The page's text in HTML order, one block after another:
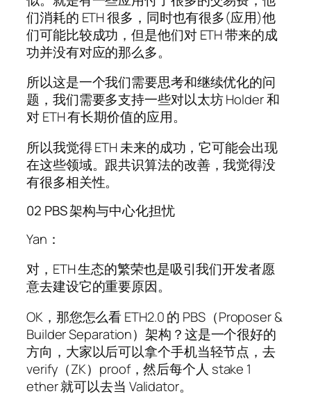
们消耗的 ETH 很多，同时也有很多(应用)他
们可能比较成功，但是他们对 ETH 带来的成
功并没有对应的那么多。
所以这是一个我们需要思考和继续优化的问
题，我们需要多支持一些对以太坊 Holder 和
对 ETH 有长期价值的应用。
所以我觉得 ETH 未来的成功，它可能会出现
在这些领域。跟共识算法的改善，我觉得没
有很多相关性。
02 PBS 架构与中心化担忧
Yan：
对，ETH 生态的繁荣也是吸引我们开发者愿
意去建设它的重要原因。
OK，那您怎么看 ETH2.0 的 PBS（Proposer &
Builder Separation）架构？这是一个很好的
方向，大家以后可以拿个手机当轻节点，去
verify（ZK）proof，然后每个人 stake 1
ether 就可以去当 Validator。